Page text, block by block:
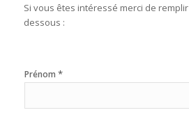
Si vous êtes intéressé merci de
dessous :
Prénom *